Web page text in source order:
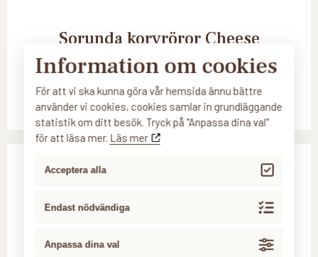
Sorunda korvröror Cheese
Jalapeño
Visa produkt
Information om cookies
För att vi ska kunna göra vår hemsida ännu bättre
använder vi cookies, cookies samlar in grundläggande
statistik om ditt besök. Tryck på "Anpassa dina val"
för att läsa mer. Läs mer
Acceptera alla
Endast nödvändiga
Anpassa dina val